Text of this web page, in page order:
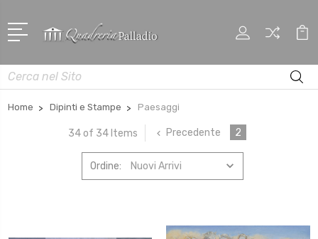
Cerca
Home Dipinti e Stampe Paesaggi
34 of 34 Items Precedente 2
Ordine: